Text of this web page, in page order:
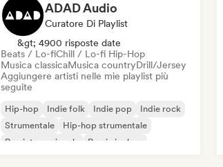
ADAD Audio
Curatore Di Playlist
&gt; 4900 risposte date
Beats / Lo-fiChill / Lo-fi Hip-Hop
Musica classicaMusica countryDrill/Jersey
Aggiungere artisti nelle mie playlist più
seguite
Hip-hop Indie folk Indie pop
Indie rock
Strumentale
Hip-hop strumentale
Rap internazionale
Rap in inglese